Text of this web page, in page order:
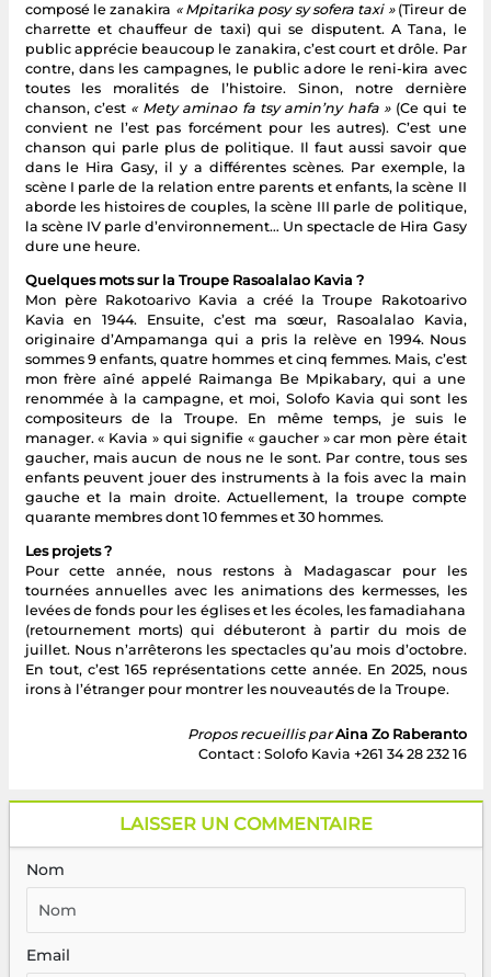
composé le zanakira « Mpitarika posy sy sofera taxi »(Tireur de
charrette et chauffeur de taxi) qui se disputent. A Tana, le
public apprécie beaucoup le zanakira, c’est court et drôle. Par
contre, dans les campagnes, le public adore le reni-kira avec
toutes les moralités de l’histoire. Sinon, notre dernière
chanson, c’est « Mety aminao fa tsy amin’ny hafa » (Ce qui te
convient ne l’est pas forcément pour les autres). C’est une
chanson qui parle plus de politique. Il faut aussi savoir que
dans le Hira Gasy, il y a différentes scènes. Par exemple, la
scène I parle de la relation entre parents et enfants, la scène II
aborde les histoires de couples, la scène III parle de politique,
la scène IV parle d’environnement… Un spectacle de Hira Gasy
dure une heure.
Quelques mots sur la Troupe Rasoalalao Kavia ?
Mon père Rakotoarivo Kavia a créé la Troupe Rakotoarivo
Kavia en 1944. Ensuite, c’est ma sœur, Rasoalalao Kavia,
originaire d’Ampamanga qui a pris la relève en 1994. Nous
sommes 9 enfants, quatre hommes et cinq femmes. Mais, c’est
mon frère aîné appelé Raimanga Be Mpikabary, qui a une
renommée à la campagne, et moi, Solofo Kavia qui sont les
compositeurs de la Troupe. En même temps, je suis le
manager. « Kavia » qui signifie « gaucher » car mon père était
gaucher, mais aucun de nous ne le sont. Par contre, tous ses
enfants peuvent jouer des instruments à la fois avec la main
gauche et la main droite. Actuellement, la troupe compte
quarante membres dont 10 femmes et 30 hommes.
Les projets ?
Pour cette année, nous restons à Madagascar pour les
tournées annuelles avec les animations des kermesses, les
levées de fonds pour les églises et les écoles, les famadiahana
(retournement morts) qui débuteront à partir du mois de
juillet. Nous n’arrêterons les spectacles qu’au mois d’octobre.
En tout, c’est 165 représentations cette année. En 2025, nous
irons à l’étranger pour montrer les nouveautés de la Troupe.
Propos recueillis par Aina Zo Raberanto
Contact : Solofo Kavia +261 34 28 232 16
LAISSER UN COMMENTAIRE
Nom
Email